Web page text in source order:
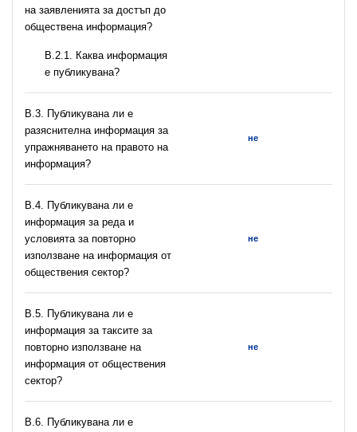
на заявленията за достъп до
обществена информация?
B.2.1. Каква информация
е публикувана?
В.3. Публикувана ли е
разяснителна информация за
упражняването на правото на
информация?
не
В.4. Публикувана ли е
информация за реда и
условията за повторно
използване на информация от
обществения сектор?
не
В.5. Публикувана ли е
информация за таксите за
повторно използване на
информация от обществения
сектор?
не
В.6. Публикувана ли е